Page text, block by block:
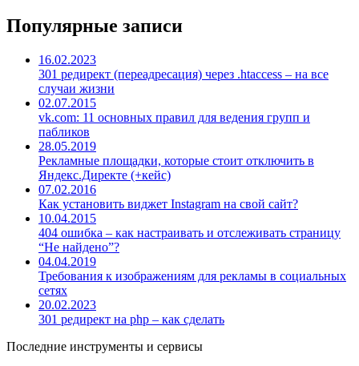
Популярные записи
16.02.2023
301 редирект (переадресация) через .htaccess – на все
случаи жизни
02.07.2015
vk.com: 11 основных правил для ведения групп и
пабликов
28.05.2019
Рекламные площадки, которые стоит отключить в
Яндекс.Директе (+кейс)
07.02.2016
Как установить виджет Instagram на свой сайт?
10.04.2015
404 ошибка – как настраивать и отслеживать страницу
“Не найдено”?
04.04.2019
Требования к изображениям для рекламы в социальных
сетях
20.02.2023
301 редирект на php – как сделать
Последние инструменты и сервисы